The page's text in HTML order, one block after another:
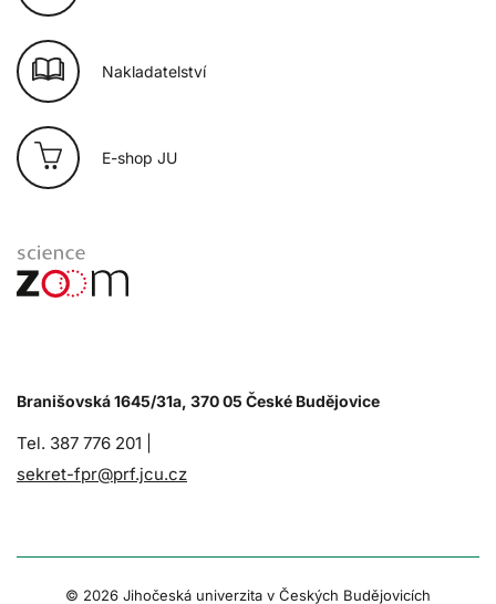
Nakladatelství
E-shop JU
Branišovská 1645/31a, 370 05 České Budějovice
Tel. 387 776 201 |
sekret-fpr@prf.jcu.cz
© 2026 Jihočeská univerzita v Českých Budějovicích